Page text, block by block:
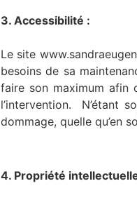
3. Accessibilité :
Le site
besoins de sa
faire son maximum afin
l’intervention. N’étant
dommage, quelle qu’en
4. Propriété